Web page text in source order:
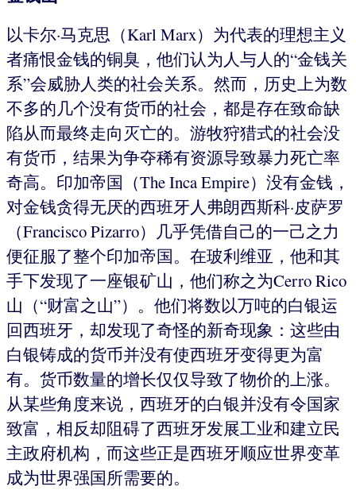
以卡尔·马克思（Karl Marx）为代表的理想主义
者痛恨金钱的铜臭，他们认为人与人的“金钱关
系”会威胁人类的社会关系。然而，历史上为数
不多的几个没有货币的社会，都是存在致命缺
陷从而最终走向灭亡的。游牧狩猎式的社会没
有货币，结果为争夺稀有资源导致暴力死亡率
奇高。印加帝国（The Inca Empire）没有金钱，
对金钱贪得无厌的西班牙人弗朗西斯科·皮萨罗
（Francisco Pizarro）几乎凭借自己的一己之力
便征服了整个印加帝国。在玻利维亚，他和其
手下发现了一座银矿山，他们称之为Cerro Rico
山（“财富之山”）。他们将数以万吨的白银运
回西班牙，却发现了奇怪的新奇现象：这些由
白银铸成的货币并没有使西班牙变得更为富
有。货币数量的增长仅仅导致了物价的上涨。
从某些角度来说，西班牙的白银并没有令国家
致富，相反却阻碍了西班牙发展工业和建立民
主政府机构，而这些正是西班牙顺应世界变革
成为世界强国所需要的。